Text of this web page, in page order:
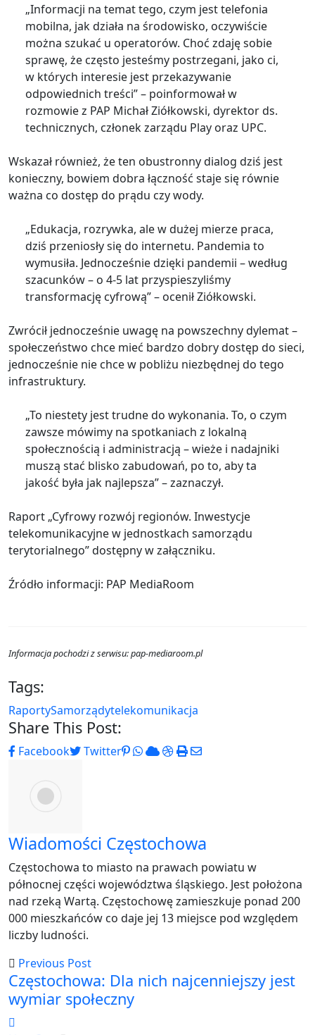
„Informacji na temat tego, czym jest telefonia
mobilna, jak działa na środowisko, oczywiście
można szukać u operatorów. Choć zdaję sobie
sprawę, że często jesteśmy postrzegani, jako ci,
w których interesie jest przekazywanie
odpowiednich treści” – poinformował w
rozmowie z PAP Michał Ziółkowski, dyrektor ds.
technicznych, członek zarządu Play oraz UPC.
Wskazał również, że ten obustronny dialog dziś jest
konieczny, bowiem dobra łączność staje się równie
ważna co dostęp do prądu czy wody.
„Edukacja, rozrywka, ale w dużej mierze praca,
dziś przeniosły się do internetu. Pandemia to
wymusiła. Jednocześnie dzięki pandemii – według
szacunków – o 4-5 lat przyspieszyliśmy
transformację cyfrową” – ocenił Ziółkowski.
Zwrócił jednocześnie uwagę na powszechny dylemat –
społeczeństwo chce mieć bardzo dobry dostęp do sieci,
jednocześnie nie chce w pobliżu niezbędnej do tego
infrastruktury.
„To niestety jest trudne do wykonania. To, o czym
zawsze mówimy na spotkaniach z lokalną
społecznością i administracją – wieże i nadajniki
muszą stać blisko zabudowań, po to, aby ta
jakość była jak najlepsza” – zaznaczył.
Raport „Cyfrowy rozwój regionów. Inwestycje
telekomunikacyjne w jednostkach samorządu
terytorialnego” dostępny w załączniku.
Źródło informacji: PAP MediaRoom
Informacja pochodzi z serwisu: pap-mediaroom.pl
Tags:
RaportySamorządytelekomunikacja
Share This Post:
Facebook Twitter Pinterest
Whatsapp
CloudStumbleUpon
PrintShare
Wiadomości Częstochowa
Częstochowa to miasto na prawach powiatu w
północnej części województwa śląskiego. Jest położona
nad rzeką Wartą. Częstochowę zamieszkuje ponad 200
000 mieszkańców co daje jej 13 miejsce pod względem
liczby ludności.
Previous Post
Częstochowa: Dla nich najcenniejszy jest
wymiar społeczny